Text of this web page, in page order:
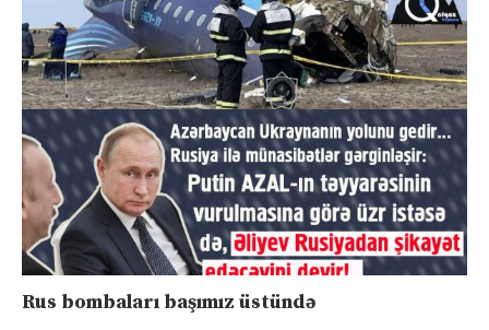
Rus bombaları başımız üstündə